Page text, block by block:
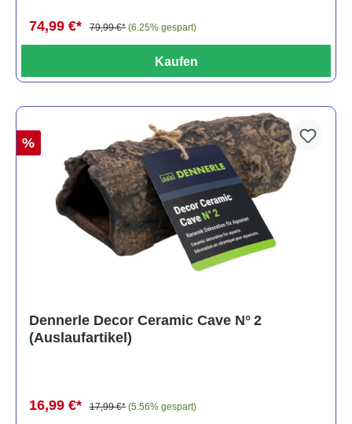
74,99 €* 79,99 €* (6.25% gespart)
Kaufen
%
Dennerle Decor Ceramic Cave N° 2
(Auslaufartikel)
16,99 €* 17,99 €* (5.56% gespart)